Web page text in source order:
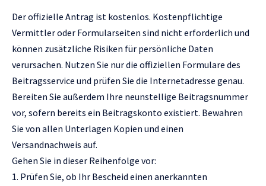
Der offizielle Antrag ist kostenlos. Kostenpflichtige
Vermittler oder Formularseiten sind nicht erforderlich und
können zusätzliche Risiken für persönliche Daten
verursachen. Nutzen Sie nur die offiziellen Formulare des
Beitragsservice und prüfen Sie die Internetadresse genau.
Bereiten Sie außerdem Ihre neunstellige Beitragsnummer
vor, sofern bereits ein Beitragskonto existiert. Bewahren
Sie von allen Unterlagen Kopien und einen
Versandnachweis auf.
Gehen Sie in dieser Reihenfolge vor:
Prüfen Sie, ob Ihr Bescheid einen anerkannten